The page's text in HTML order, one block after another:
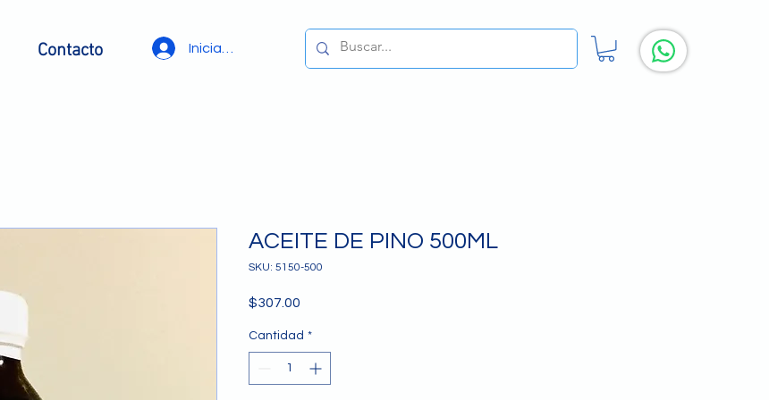
Contacto Iniciar sesión
ACEITE DE PINO 500ML
SKU: 5150-500
$307.00
Cantidad *